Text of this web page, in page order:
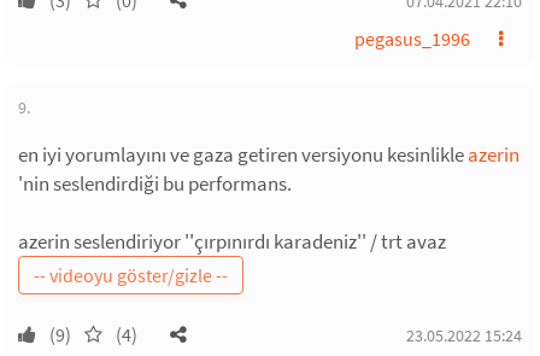
pegasus_1996
9.
en iyi yorumlayını ve gaza getiren versiyonu kesinlikleazerin
'nin seslendirdiği bu performans.
azerin seslendiriyor ''çırpınırdı karadeniz'' / trt avaz
(9) (4) 23.05.2022 15:24